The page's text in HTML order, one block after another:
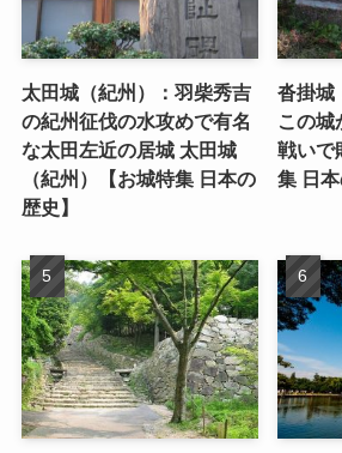
太田城（紀州）：羽柴秀吉
の紀州征伐の水攻めで有名
な太田左近の居城 太田城
（紀州）【お城特集 日本の
歴史】
沓掛城
この城
戦いで
集 日本